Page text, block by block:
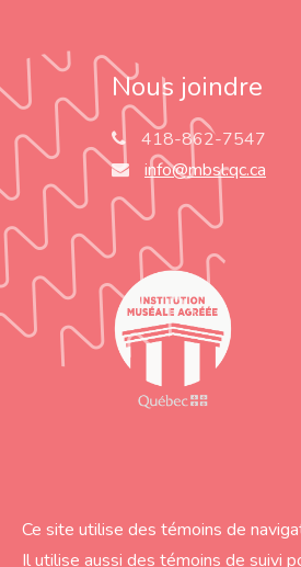
Nous joindre
418-862-7547
info@mbsl.qc.ca
Ce site utilise des témoins de
Il utilise aussi des témoins de suivi